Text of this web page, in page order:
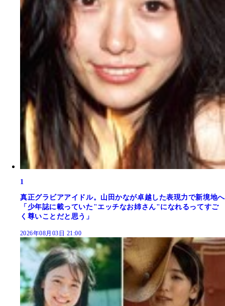
1
真正グラビアアイドル。山田かなが卓越した表現力で新境地へ
「少年誌に載っていた"エッチなお姉さん"になれるってすご
く尊いことだと思う」
2026年08月03日 21:00